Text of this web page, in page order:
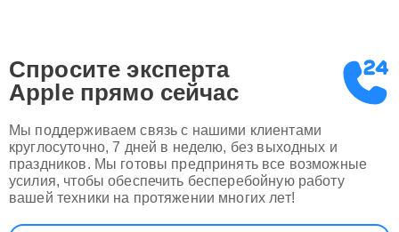
Спросите эксперта
Apple прямо сейчас
Мы поддерживаем связь с нашими клиентами
круглосуточно, 7 дней в неделю, без выходных и
праздников. Мы готовы предпринять все возможные
усилия, чтобы обеспечить бесперебойную работу
вашей техники на протяжении многих лет!